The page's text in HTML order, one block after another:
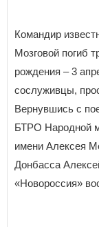
Командир
Мозговой погиб
рождения – 3
сослуживцы,
Вернувшись с
БТРО Народной
имени Алексея
Донбасса
«Новороссия»